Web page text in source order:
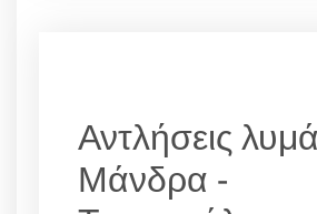
Αντλήσεις
Μάνδρα -